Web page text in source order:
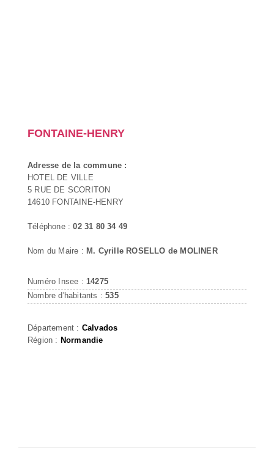
FONTAINE-HENRY
Adresse de la commune :
HOTEL DE VILLE
5 RUE DE SCORITON
14610 FONTAINE-HENRY
Téléphone :02 31 80 34 49
Nom du Maire : M. Cyrille ROSELLO de MOLINER
Numéro Insee : 14275
Nombre d'habitants :535
Département : Calvados
Région : Normandie